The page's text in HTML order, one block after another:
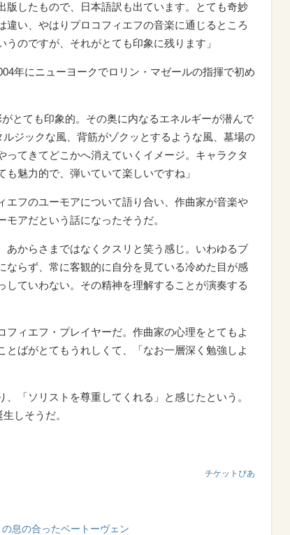
版したもので、日本語訳も出ています。とても奇妙
違い、やはりプロコフィエフの音楽に通じるところ
のですが、それがとても印象に残ります」
年にニューヨークでロリン・マゼールの指揮で初め
とても印象的。その奥に内なるエネルギーが潜んで
ジックな風、背筋がゾクッとするような風、墓場の
ってきてどこかへ消えていくイメージ。キャラクタ
魅力的で、弾いていて楽しいですね」
エフのユーモアについて語り合い、作曲家が音楽や
アだという話になったそうだ。
あからさまではなくクスリと笑う感じ。いわゆるブ
ならず、常に客観的に自分を見ている冷めた目が感
していわない。その精神を理解することが演奏する
ィエフ・プレイヤーだ。作曲家の心理をとてもよ
とばがとてもうれしくて、「なお一層深く勉強しよ
「ソリストを尊重してくれる」と感じたという。
しそうだ。
チケットぴあ
息の合ったベートーヴェン